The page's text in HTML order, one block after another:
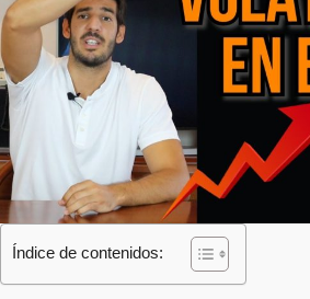
Índice de contenidos: